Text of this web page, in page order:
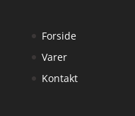
Forside
Varer
Kontakt